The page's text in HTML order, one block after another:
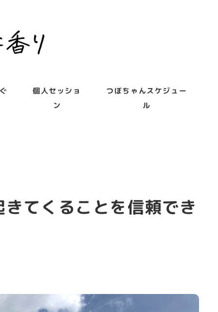
個人セッショ
ン
つぼちゃんスケジュー
ル
てくることを信頼でき